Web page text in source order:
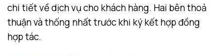
chi tiết về dịch vụ cho khách hàng. Hai bên thoả
thuận và thống nhất trước khi ký kết hợp đồng
hợp tác.